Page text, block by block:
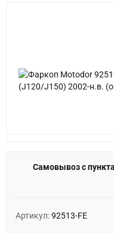
Самовывоз с
Артикул:92513-FE